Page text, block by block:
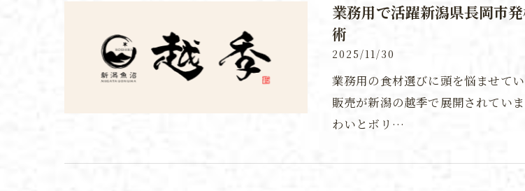
業務用で活躍新潟県長岡市
術
2025/11/30
業務用の食材選びに頭を悩ませて
販売が新潟の越季で展開されてい
わいとボリ…